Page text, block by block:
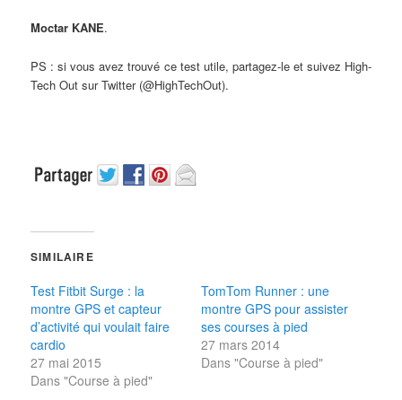
Moctar KANE.
PS : si vous avez trouvé ce test utile, partagez-le et suivez High-
Tech Out sur Twitter (@HighTechOut).
SIMILAIRE
Test Fitbit Surge : la
montre GPS et capteur
d’activité qui voulait faire
cardio
27 mai 2015
Dans "Course à pied"
TomTom Runner : une
montre GPS pour assister
ses courses à pied
27 mars 2014
Dans "Course à pied"